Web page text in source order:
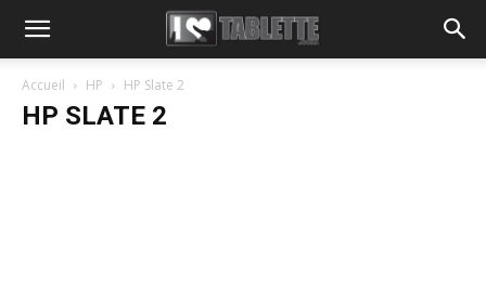
Accueil HP HP Slate 2
HP SLATE 2